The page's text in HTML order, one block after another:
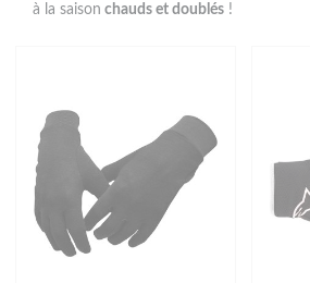
à la saison chauds et doublés !